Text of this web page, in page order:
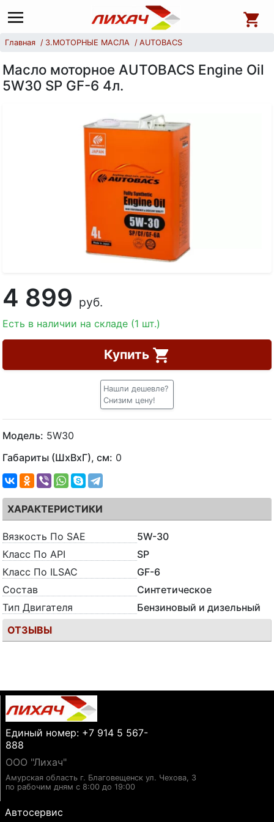
Главная 3.МОТОРНЫЕ МАСЛА AUTOBACS
Масло моторное AUTOBACS Engine Oil
5W30 SP GF-6 4л.
4 899 руб.
Есть в наличии на складе (1 шт.)
Купить
Нашли дешевле?
Снизим цену!
Модель: 5W30
Габариты (ШхВхГ), см: 0
ХАРАКТЕРИСТИКИ
Вязкость По SAE
5W-30
Класс По API
SP
Класс По ILSAC
GF-6
Состав
Синтетическое
Тип Двигателя
Бензиновый и дизельный
ОТЗЫВЫ
Единый номер: +7 914 5 567-
888
ООО "Лихач"
Амурская область г. Благовещенск ул. Чехова, 3
по рабочим дням с 8:00 до 19:00
Автосервис